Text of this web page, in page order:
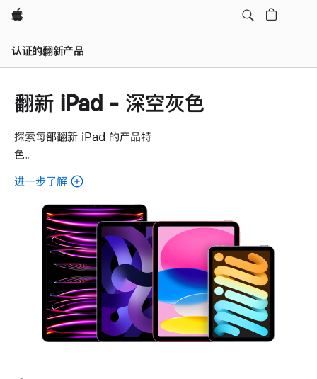
Apple
认证的翻新产品
翻新 iPad - 深空灰色
探索每部翻新 iPad 的产品特
色。
进一步了解
各
款
翻
新
iPad。